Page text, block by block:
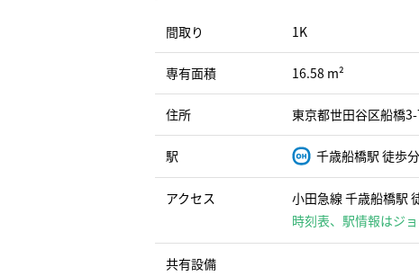
間取り 1K
専有面積 16.58 m²
住所 東京都世田谷区船橋
駅 千歳船橋駅 徒歩
アクセス
小田急線 千歳船橋駅
時刻表、駅情報はジ
共有設備